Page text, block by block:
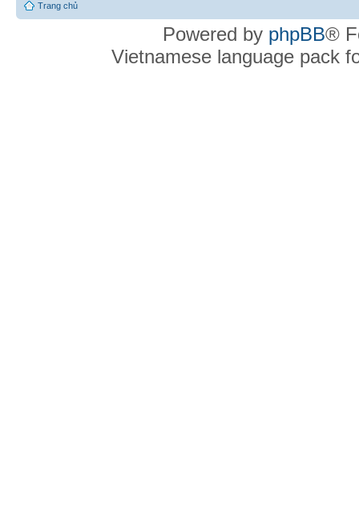
Trang chủ
Powered by phpBB®
Vietnamese language pack